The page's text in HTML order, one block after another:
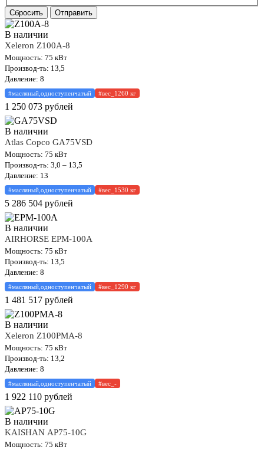
Сбросить Отправить
В наличии
Xeleron Z100A-8
Мощность: 75 кВт
Производ-ть: 13,5
Давление: 8
#масляный,одноступенчатый #вес_1260 кг
1 250 073 рублей
В наличии
Atlas Copco GA75VSD
Мощность: 75 кВт
Производ-ть: 3,0 – 13,5
Давление: 13
#масляный,одноступенчатый #вес_1530 кг
5 286 504 рублей
В наличии
AIRHORSE EPM-100A
Мощность: 75 кВт
Производ-ть: 13,5
Давление: 8
#масляный,одноступенчатый #вес_1290 кг
1 481 517 рублей
В наличии
Xeleron Z100PMA-8
Мощность: 75 кВт
Производ-ть: 13,2
Давление: 8
#масляный,одноступенчатый #вес_-
1 922 110 рублей
В наличии
KAISHAN АР75-10G
Мощность: 75 кВт